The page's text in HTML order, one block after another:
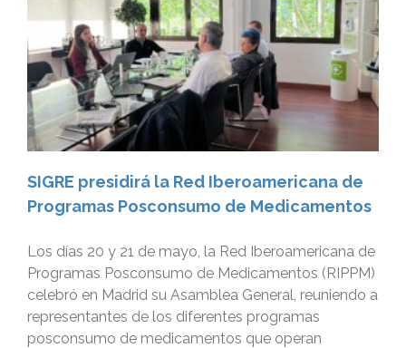
SIGRE presidirá la Red Iberoamericana de
Programas Posconsumo de Medicamentos
Los días 20 y 21 de mayo, la Red Iberoamericana de
Programas Posconsumo de Medicamentos (RIPPM)
celebró en Madrid su Asamblea General, reuniendo a
representantes de los diferentes programas
posconsumo de medicamentos que operan